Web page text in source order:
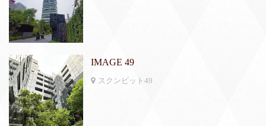
IMAGE 49
スクンビット49